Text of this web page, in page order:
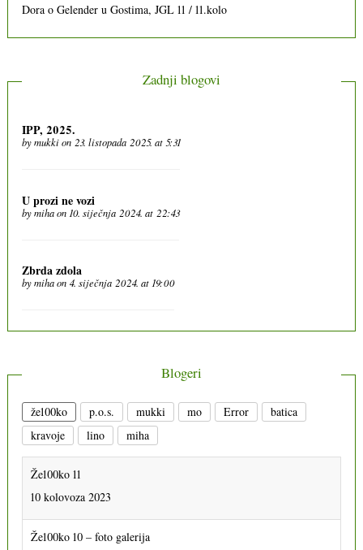
Dora oGelender u Gostima, JGL 11 / 11.kolo
Zadnji blogovi
IPP, 2025.
bymukkion 23. listopada 2025. at 5:31
U prozi ne vozi
bymihaon 10. siječnja 2024. at 22:43
Zbrda zdola
bymihaon 4. siječnja 2024. at 19:00
Blogeri
že100ko p.o.s. mukki mo Error
batica
kravoje
lino miha
Že100ko 11
10 kolovoza 2023
Že100ko 10 – foto galerija